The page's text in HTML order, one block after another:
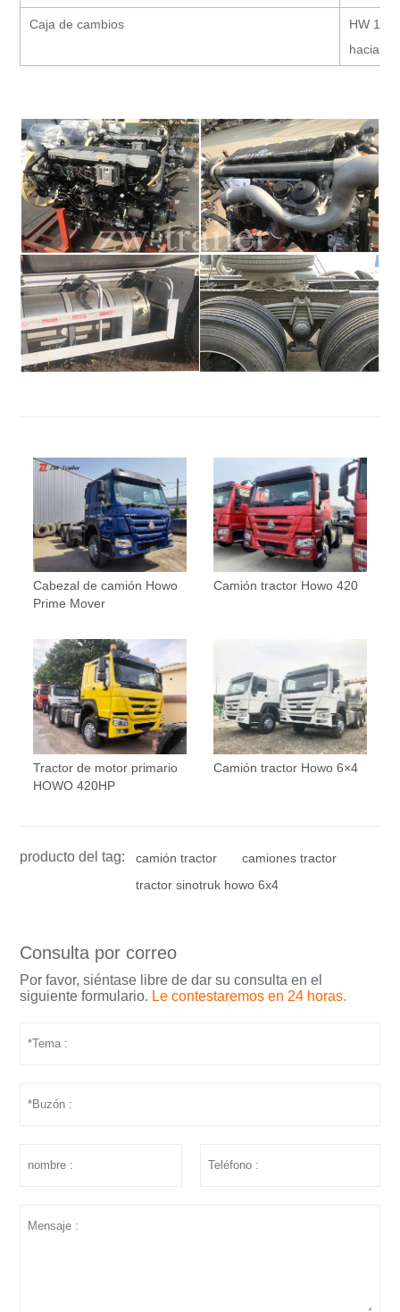
Caja de cambios
HW
hacia
Cabezal de camión Howo
Prime Mover
Camión tractor Howo 420
Tractor de motor primario
HOWO 420HP
Camión tractor Howo 6×4
producto del tag: camión tractor
camiones tractor
tractor sinotruk howo 6x4
Consulta por correo
Por favor, siéntase libre de dar su consulta en el
siguiente formulario. Le contestaremos en 24 horas.